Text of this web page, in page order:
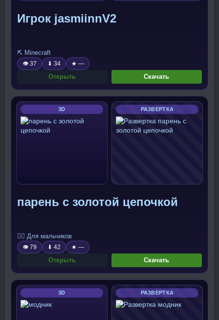
Игрок jasmiinnV2
⛏️ Minecraft
👁 37 ⬇ 34 ★ —
Открыть Скачать
3D РАЗВЕРТКА
парень с золотой цепочкой
🧍‍♂️ Для мальчиков
👁 79 ⬇ 42 ★ —
Открыть Скачать
3D РАЗВЕРТКА